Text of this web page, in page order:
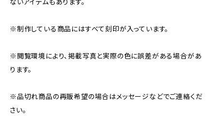
ないアイテムもあります。
※制作している商品にはすべて刻印が入っています。
※閲覧環境により、掲載写真と実際の色に誤差がある場合があ
ります。
※品切れ商品の再販希望の場合はメッセージなどでご連絡くだ
さい。